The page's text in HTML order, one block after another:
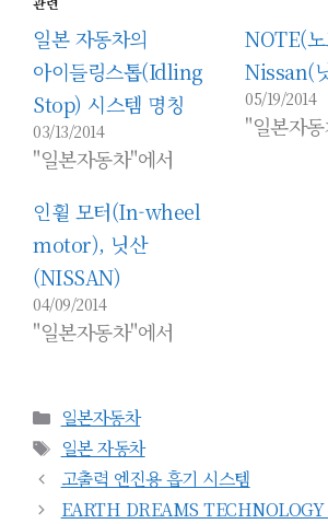
일본 자동차의
아이들링스톱(Idling
Stop) 시스템 명칭
03/13/2014
"일본자동차"에서
NOTE(
Nissan(
05/19/2014
"일본자
인휠 모터(In-wheel
motor), 닛산
(NISSAN)
04/09/2014
"일본자동차"에서
카
테
고
리
일본자동차
태
그
일본 자동차
고출력 엔진용 흡기 시스템
EARTH DREAMS